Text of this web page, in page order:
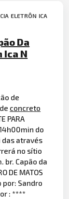
ELETRÔN ICA
Da
Ica N
de
concreto
PARA
14h00min do
através
no sítio
Capão da
DE MATOS
por: Sandro
: ****